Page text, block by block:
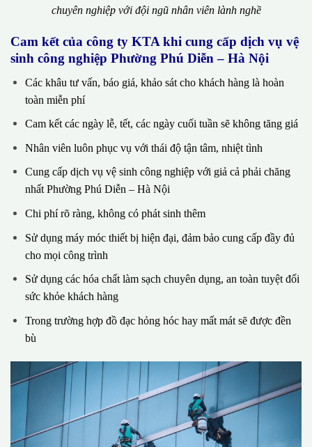
chuyên nghiệp với đội ngũ nhân viên lành nghề
Cam kết của công ty KTA khi cung cấp dịch vụ vệ
sinh công nghiệp Phường Phú Diễn – Hà Nội
Các khâu tư vấn, báo giá, khảo sát cho khách hàng là hoàn
toàn miễn phí
Cam kết các ngày lễ, tết, các ngày cuối tuần sẽ không tăng giá
Nhân viên luôn phục vụ với thái độ tận tâm, nhiệt tình
Cung cấp dịch vụ vệ sinh công nghiệp với giả cả phải chăng
nhất Phường Phú Diễn – Hà Nội
Chi phí rõ ràng, không có phát sinh thêm
Sử dụng máy móc thiết bị hiện đại, đảm bảo cung cấp đầy đủ
cho mọi công trình
Sử dụng các hóa chất làm sạch chuyên dụng, an toàn tuyệt đối
sức khỏe khách hàng
Trong trường hợp đồ đạc hỏng hóc hay mất mát sẽ được đền
bù